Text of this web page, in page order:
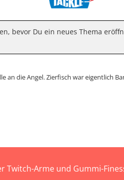
bevor Du ein neues Thema
an die Angel. Zierfisch war eigentlich
Twitch-Arme und Gummi-